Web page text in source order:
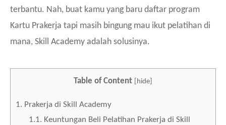
terbantu. Nah, buat kamu yang baru daftar program
Kartu Prakerja tapi masih bingung mau ikut pelatihan di
mana, Skill Academy adalah solusinya.
Table of Content hide
1. Prakerja di Skill Academy
1.1. Keuntungan Beli Pelatihan Prakerja di Skill